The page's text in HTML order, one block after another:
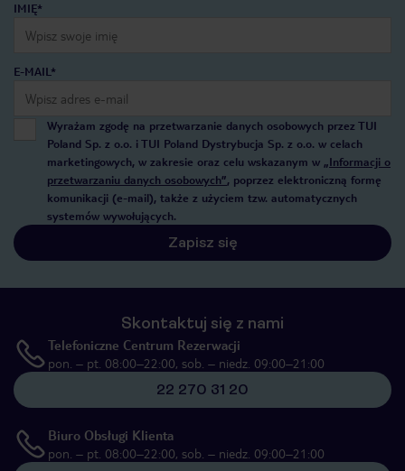
IMIĘ*
E-MAIL*
Wyrażam zgodę na przetwarzanie danych osobowych przez TUI
Poland Sp. z o.o. i TUI Poland Dystrybucja Sp. z o.o. w celach
marketingowych, w zakresie oraz celu wskazanym w „Informacji o
przetwarzaniu danych osobowych”, poprzez elektroniczną formę
komunikacji (e-mail), także z użyciem tzw. automatycznych
systemów wywołujących.
Zapisz się
Skontaktuj się z nami
Telefoniczne Centrum Rezerwacji
pon. – pt. 08:00–22:00, sob. – niedz. 09:00–21:00
22 270 31 20
Biuro Obsługi Klienta
pon. – pt. 08:00–22:00, sob. – niedz. 09:00–21:00